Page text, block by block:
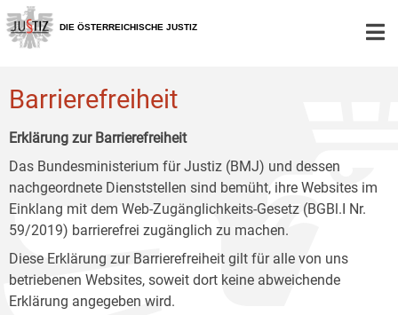
Zur
Hauptnavigation
[1]
Zum
Inhalt
[2]
Zum
Untermenü
[3]
DIE ÖSTERREICHISCHE JUSTIZ
Barrierefreiheit
Erklärung zur Barrierefreiheit
Das Bundesministerium für Justiz (BMJ) und dessen
nachgeordnete Dienststellen sind bemüht, ihre Websites im
Einklang mit dem Web-Zugänglichkeits-Gesetz (BGBl.I Nr.
59/2019) barrierefrei zugänglich zu machen.
Diese Erklärung zur Barrierefreiheit gilt für alle von uns
betriebenen Websites, soweit dort keine abweichende
Erklärung angegeben wird.